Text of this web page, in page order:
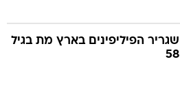
שגריר הפיליפינים בארץ מת בגיל
58